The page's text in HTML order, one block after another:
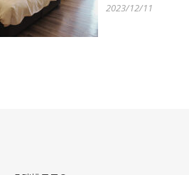
2023/12/11